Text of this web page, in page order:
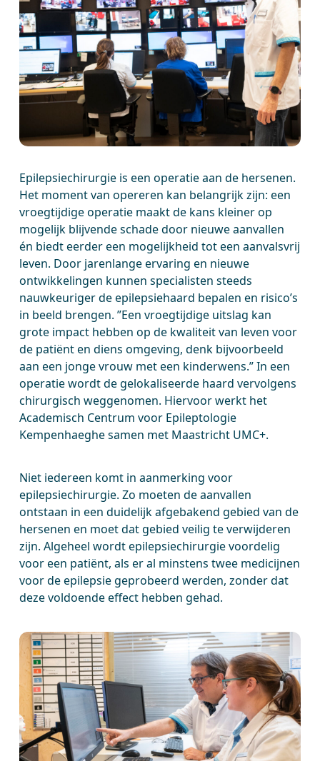
Epilepsiechirurgie is een operatie aan de hersenen.
Het moment van opereren kan belangrijk zijn: een
vroegtijdige operatie maakt de kans kleiner op
mogelijk blijvende schade door nieuwe aanvallen
én biedt eerder een mogelijkheid tot een aanvalsvrij
leven. Door jarenlange ervaring en nieuwe
ontwikkelingen kunnen specialisten steeds
nauwkeuriger de epilepsiehaard bepalen en risico’s
in beeld brengen. ”Een vroegtijdige uitslag kan
grote impact hebben op de kwaliteit van leven voor
de patiënt en diens omgeving, denk bijvoorbeeld
aan een jonge vrouw met een kinderwens.” In een
operatie wordt de gelokaliseerde haard vervolgens
chirurgisch weggenomen. Hiervoor werkt het
Academisch Centrum voor Epileptologie
Kempenhaeghe samen met Maastricht UMC+.
Niet iedereen komt in aanmerking voor
epilepsiechirurgie. Zo moeten de aanvallen
ontstaan in een duidelijk afgebakend gebied van de
hersenen en moet dat gebied veilig te verwijderen
zijn. Algeheel wordt epilepsiechirurgie voordelig
voor een patiënt, als er al minstens twee medicijnen
voor de epilepsie geprobeerd werden, zonder dat
deze voldoende effect hebben gehad.